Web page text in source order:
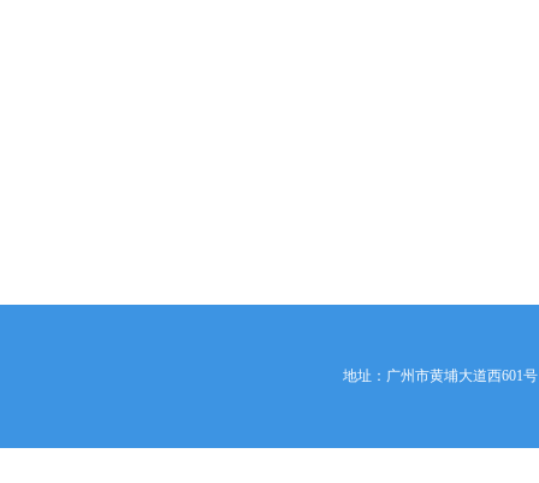
地址：广州市黄埔大道西601